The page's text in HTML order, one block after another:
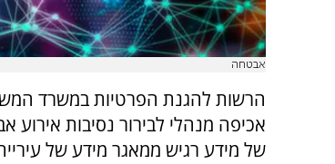
אבטחה
הרשות להגנת הפרטיות במשרד
אכיפה מנהלי לבירור נסיבות אירוע
של מידע רגיש ממאגר מידע של